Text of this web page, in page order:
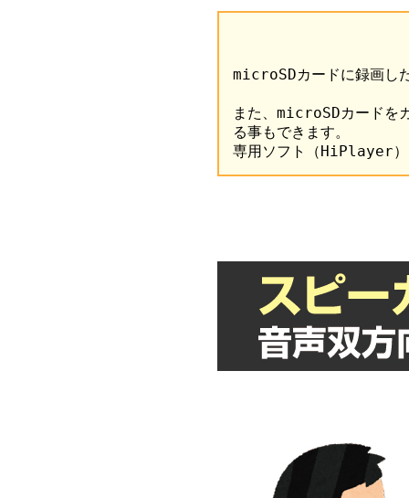
microSDカードに録画し
また、microSDカードを
る事もできます。
専用ソフト（HiPlayer